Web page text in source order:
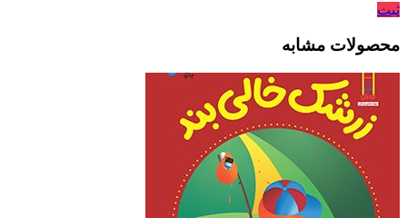
ثبت
محصولات مشابه